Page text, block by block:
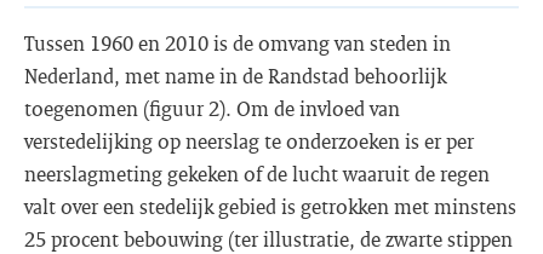
Tussen 1960 en 2010 is de omvang van steden in
Nederland, met name in de Randstad behoorlijk
toegenomen (figuur 2). Om de invloed van
verstedelijking op neerslag te onderzoeken is er per
neerslagmeting gekeken of de lucht waaruit de regen
valt over een stedelijk gebied is getrokken met minstens
25 procent bebouwing (ter illustratie, de zwarte stippen